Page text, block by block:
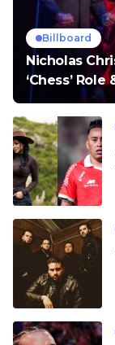
Billboard
Nicholas
‘Chess’